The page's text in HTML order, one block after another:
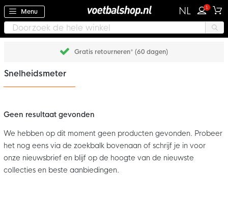
Menu NL 1
Gratis retourneren* (60 dagen)
Snelheidsmeter
Geen resultaat gevonden
We hebben op dit moment geen producten gevonden. Probeer
het nog eens via de zoekbalk bovenaan of schrijf je in voor
onze nieuwsbrief en blijf op de hoogte van de nieuwste
collecties en beste aanbiedingen.